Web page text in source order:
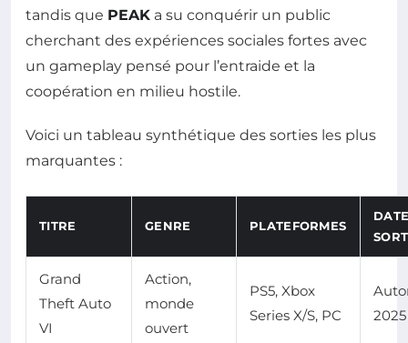
tandis que PEAK a su conquérir un public
cherchant des expériences sociales fortes avec
un gameplay pensé pour l’entraide et la
coopération en milieu hostile.
Voici un tableau synthétique des sorties les plus
marquantes :
TITRE GENRE PLATEFORMES
Grand
Theft Auto
VI
Action,
monde
ouvert
PS5, Xbox
Series X/S, PC
2025